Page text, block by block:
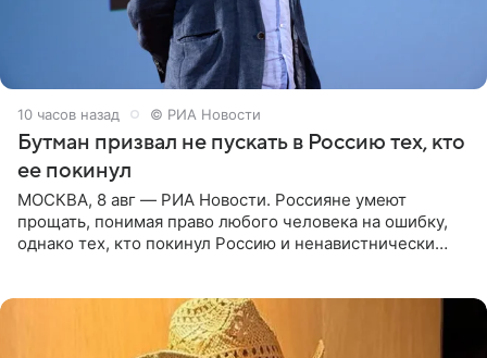
10 часов назад © РИА Новости
Бутман призвал не пускать в Россию тех, кто
ее покинул
МОСКВА, 8 авг — РИА Новости. Россияне умеют
прощать, понимая право любого человека на ошибку,
однако тех, кто покинул Россию и ненавистнически